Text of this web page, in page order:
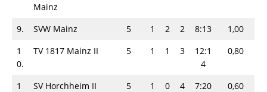
Mainz
9. SVW Mainz 5 1 2 2 8:13
1,00
1
0.
TV 1817 Mainz II 5 1 1 3
12:1
4
0,80
1
SV Horchheim II 5 1 0 4 7:20 0,60